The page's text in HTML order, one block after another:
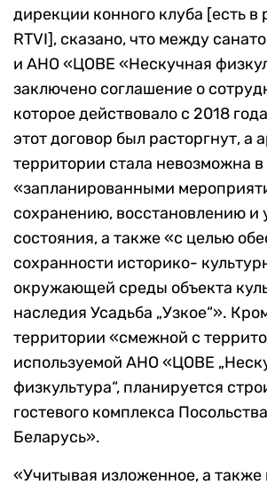
дирекции конного клуба [есть
RTVI], сказано, что между
и АНО «ЦОВЕ «Нескучная
заключено соглашение о
которое действовало с 2018
этот договор был расторгнут, а
территории стала невозможна в
«запланированными
сохранению, восстановлению и
состояния, а также «с целью
сохранности историко-
окружающей среды объекта
наследия Усадьба „Узкое“».
территории «смежной с
используемой АНО «ЦОВЕ
физкультура“, планируется
гостевого комплекса
Беларусь».
«Учитывая изложенное, а